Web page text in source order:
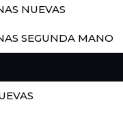
NUEVAS
SEGUNDA MANO